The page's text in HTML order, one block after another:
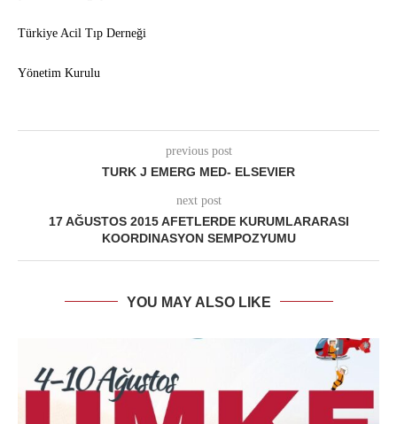
Türkiye Acil Tıp Derneği
Yönetim Kurulu
previous post
TURK J EMERG MED- ELSEVIER
next post
17 AĞUSTOS 2015 AFETLERDE KURUMLARARASI
KOORDINASYON SEMPOZYUMU
YOU MAY ALSO LIKE